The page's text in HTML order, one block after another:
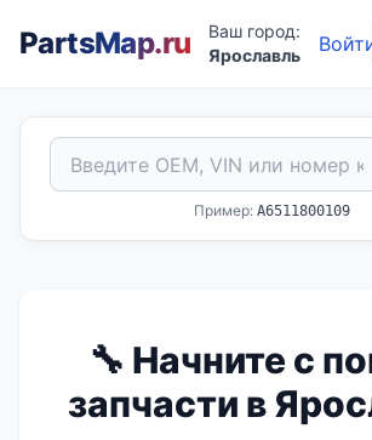
PartsMap.ru
Ваш город:
Ярославль
Пример: A6511800109
🔧 Начните с
запчасти в